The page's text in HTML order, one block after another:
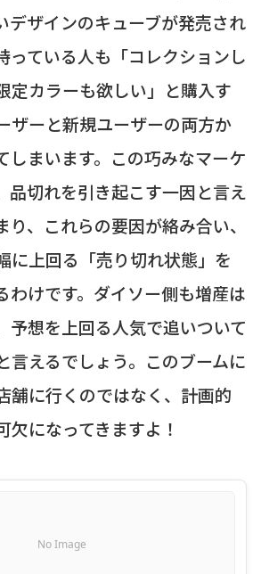
デザインのキューブが発売され
っている人も「コレクションし
定カラーも欲しい」と購入す
ザーと新規ユーザーの両方か
しまいます。この巧みなマーケ
品切れを引き起こす一因と言え
り、これらの要因が絡み合い、
に上回る「売り切れ状態」を
わけです。ダイソー側も増産は
予想を上回る人気で追いついて
言えるでしょう。このブームに
舗に行くのではなく、計画的
欠になってきますよ！
No Image